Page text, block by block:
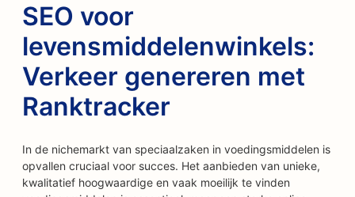
SEO voor
levensmiddelenwinkels:
Verkeer genereren met
Ranktracker
In de nichemarkt van speciaalzaken in voedingsmiddelen is
opvallen cruciaal voor succes. Het aanbieden van unieke,
kwalitatief hoogwaardige en vaak moeilijk te vinden